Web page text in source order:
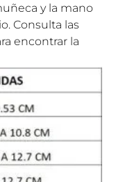
y la mano
Consulta las
encontrar la